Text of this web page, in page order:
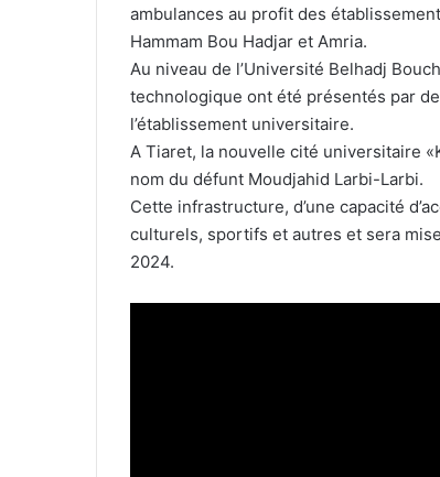
ambulances au profit des
Hammam Bou Hadjar et Amria.
Au niveau de l’Université Belhadj
technologique ont été présentés par
l’établissement universitaire.
A Tiaret, la nouvelle cité universitaire
nom du défunt Moudjahid Larbi-Larbi.
Cette infrastructure, d’une capacité
culturels, sportifs et autres et sera
2024.